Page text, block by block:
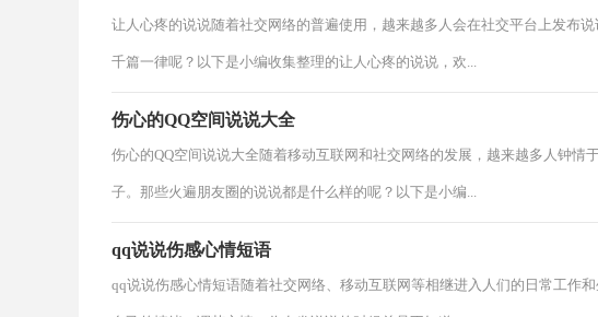
让人心疼的说说随着社交网络的普遍使用，越来越多人会在社交平台上发布
千篇一律呢？以下是小编收集整理的让人心疼的说说，欢...
伤心的QQ空间说说大全
伤心的QQ空间说说大全随着移动互联网和社交网络的发展，越来越多人钟情
子。那些火遍朋友圈的说说都是什么样的呢？以下是小编...
qq说说伤感心情短语
qq说说伤感心情短语随着社交网络、移动互联网等相继进入人们的日常工作